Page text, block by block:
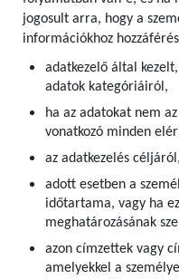
jogosult arra, hogy a
információkhoz
adatkezelő által
adatok kategóriáiról,
ha az adatokat nem
vonatkozó minden
az adatkezelés
adott esetben a
időtartama, vagy ha
meghatározásának
azon címzettek vagy
amelyekkel a